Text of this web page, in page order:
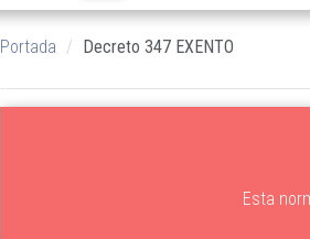
Portada Decreto 347 EXENTO
Esta